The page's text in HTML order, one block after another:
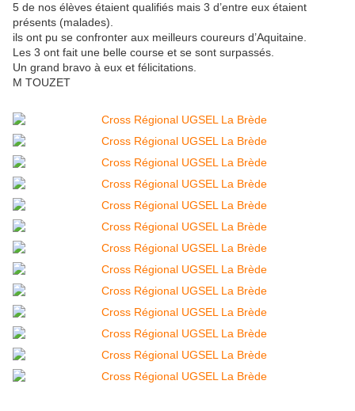
5 de nos élèves étaient qualifiés mais 3 d’entre eux étaient
présents (malades).
ils ont pu se confronter aux meilleurs coureurs d’Aquitaine.
Les 3 ont fait une belle course et se sont surpassés.
Un grand bravo à eux et félicitations.
M TOUZET